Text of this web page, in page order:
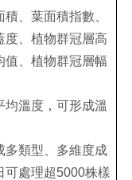
、葉面積指數、
度、植物群冠層高
值、植物群冠層幅
均溫度，可形成溫
多類型、多維度成
可處理超5000株樣